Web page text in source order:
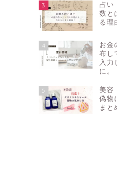
3
占い
数と
る理
4
お金
布し
入力
に。
5
美容
偽物
まと